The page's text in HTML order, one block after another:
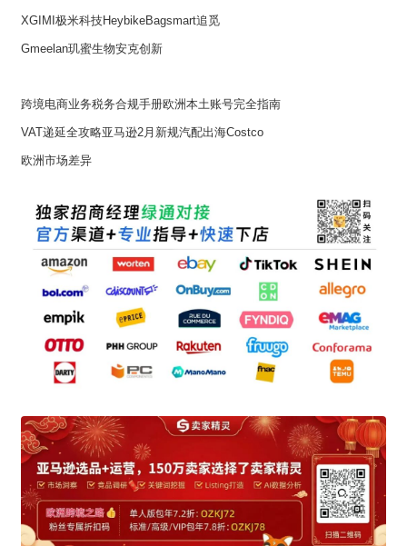
XGIMI极米科技HeybikeBagsmart追觅
Gmeelan玑蜜生物安克创新
跨境电商业务税务合规手册欧洲本土账号完全指南
VAT递延全攻略亚马逊2月新规汽配出海Costco
欧洲市场差异